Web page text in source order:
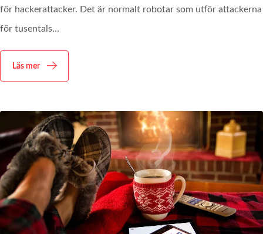
för hackerattacker. Det är normalt robotar som utför attackerna
för tusentals…
Läs mer